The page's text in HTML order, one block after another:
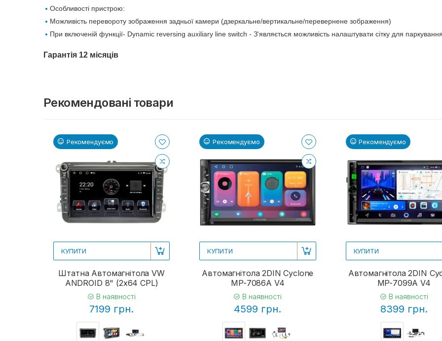
Особливості пристрою:
Можливість перевороту зображення задньої камери (дзеркальне/вертикальне/перевернене зображення)
При включеній функції- Dynamic reversing auxiliary line switch - З'являється можливість налаштувати сітку для
Гарантія 12 місяців
Рекомендовані товари
Рекомендуємо
КУПИТИ
Штатна Автомагнітола VW
ANDROID 8" (2x64 CPL)
В наявності
7199 грн.
Рекомендуємо
КУПИТИ
Автомагнітола 2DIN Cyclone
MP-7086A V4
В наявності
4599 грн.
Рекомендуємо
КУПИТИ
Автомагнітола 2DIN
MP-7099A V4
В наявності
8399 грн.